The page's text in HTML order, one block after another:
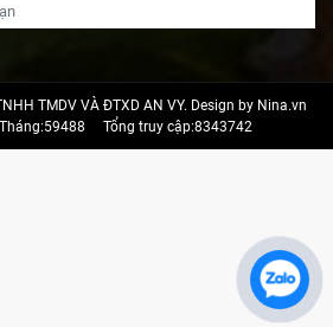
TMDV VÀ ĐTXD AN VY. Design by Nina.vn
Tháng:59488 Tổng truy cập:8343742